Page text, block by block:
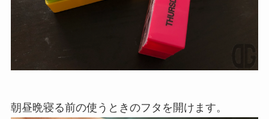
朝昼晩寝る前の使うときのフタを開けます。